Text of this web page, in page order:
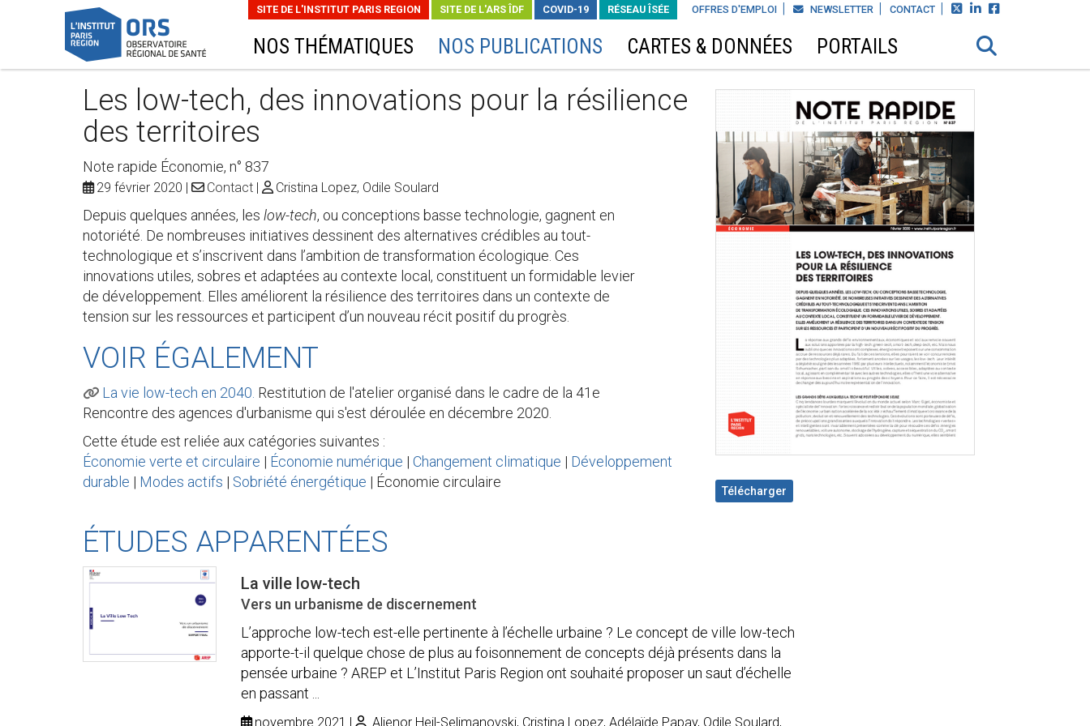
OFFRES D'EMPLOI NEWSLETTER CONTACT   
SITE DE L'INSTITUT PARIS REGION SITE DE L'ARS ÎDF COVID-19 RÉSEAU ÎSÉE
NOS THÉMATIQUES NOS PUBLICATIONS CARTES & DONNÉES PORTAILS
Les low-tech, des innovations pour la résilience
des territoires
Note rapide Économie, n° 837
29 février 2020 Contact Cristina Lopez, Odile Soulard
Depuis quelques années, les low-tech, ou conceptions basse technologie, gagnent en
notoriété. De nombreuses initiatives dessinent des alternatives crédibles au tout-
technologique et s’inscrivent dans l’ambition de transformation écologique. Ces
innovations utiles, sobres et adaptées au contexte local, constituent un formidable levier
de développement. Elles améliorent la résilience des territoires dans un contexte de
tension sur les ressources et participent d’un nouveau récit positif du progrès.
VOIR ÉGALEMENT
La vie low-tech en 2040. Restitution de l'atelier organisé dans le cadre de la 41e
Rencontre des agences d'urbanisme qui s'est déroulée en décembre 2020.
Cette étude est reliée aux catégories suivantes :
Économie verte et circulaire | Économie numérique | Changement climatique | Développement
durable | Modes actifs | Sobriété énergétique | Économie circulaire
Télécharger
ÉTUDES APPARENTÉES
La ville low-tech
Vers un urbanisme de discernement
L’approche low-tech est-elle pertinente à l’échelle urbaine ? Le concept de ville low-tech
apporte-t-il quelque chose de plus au foisonnement de concepts déjà présents dans la
pensée urbaine ? AREP et L’Institut Paris Region ont souhaité proposer un saut d’échelle
en passant ...
novembre 2021 Alienor Heil-Selimanovski, Cristina Lopez, Adélaïde Papay, Odile Soulard,